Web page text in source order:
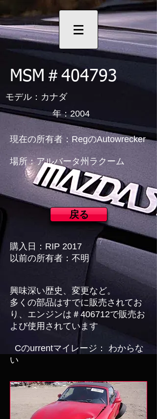
MSM＃404793
モデル：カナダ
年：2004
現在の所有者：RegのAutowrecker
場所：アルバータ州ラクーム
戻る
購入日：RIP 2017
以前の所有者：不明
興味深い歴史、変更など。
多くの部品はすでに販売されてお
り、エンジンは＃406712で販売お
よび使用されています
Cのurrentマイレージ：
わからな
い